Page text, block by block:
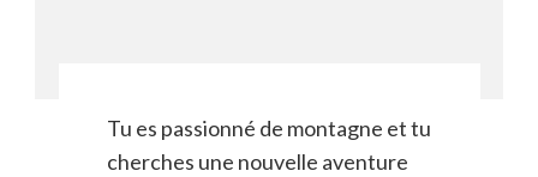
Tu es passionné de montagne et tu
cherches une nouvelle aventure